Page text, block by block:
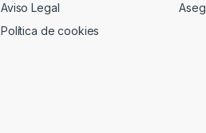
Aviso Legal
Política de cookies